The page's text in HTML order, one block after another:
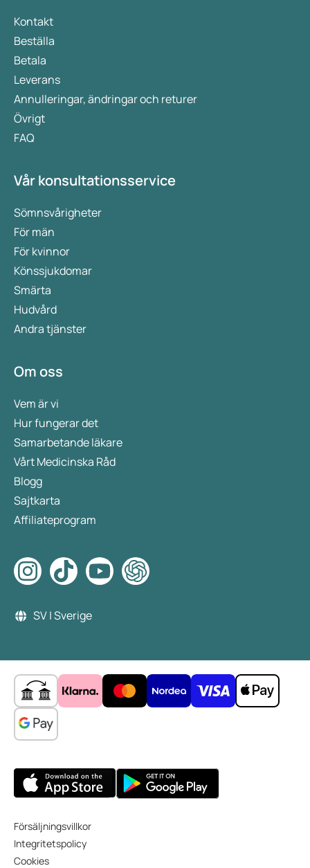
Kontakt
Beställa
Betala
Leverans
Annulleringar, ändringar och returer
Övrigt
FAQ
Vår konsultationsservice
Sömnsvårigheter
För män
För kvinnor
Könssjukdomar
Smärta
Hudvård
Andra tjänster
Om oss
Vem är vi
Hur fungerar det
Samarbetande läkare
Vårt Medicinska Råd
Blogg
Sajtkarta
Affiliateprogram
SV | Sverige
Försäljningsvillkor
Integritetspolicy
Cookies